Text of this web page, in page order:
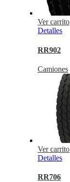
Ver carrito
Detalles
RR902
Camiones
Ver carrito
Detalles
RR706